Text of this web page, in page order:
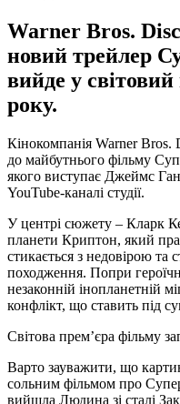
Warner Bros.
новий трейлер
вийде у
року.
Кінокомпанія Warner
до майбутнього фільму
якого виступає Джеймс
YouTube-каналі студії.
У центрі сюжету – Кларк
планети Криптон, який
стикається з недовірою та
походження. Попри
незаконній інопланетній
конфлікт, що ставить під
Світова прем’єра фільму
Варто зауважити, що
сольним фільмом про
вийшла Людина зі сталі